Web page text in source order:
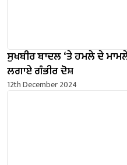
ਸੁਖਬੀਰ ਬਾਦਲ ‘ਤੇ ਹਮਲੇ ਦੇ
ਲਗਾਏ ਗੰਭੀਰ ਦੋਸ਼
12th December 2024